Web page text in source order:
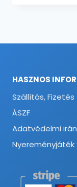
HASZNOS
Szállítás, Fizetés
ÁSZF
Adatvédelmi
Nyereményjáték